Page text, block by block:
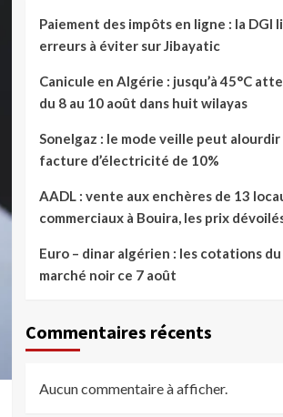
Paiement des impôts en ligne : la DGI
erreurs à éviter sur Jibayatic
Canicule en Algérie : jusqu’à 45°C
du 8 au 10 août dans huit wilayas
Sonelgaz : le mode veille peut
facture d’électricité de 10%
AADL : vente aux enchères de 13
commerciaux à Bouira, les prix
Euro – dinar algérien : les cotations du
marché noir ce 7 août
Commentaires récents
Aucun commentaire à afficher.